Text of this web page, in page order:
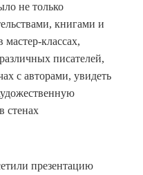
не только
книгами и
мастер-классах,
писателей,
с авторами, увидеть
стенах
презентацию